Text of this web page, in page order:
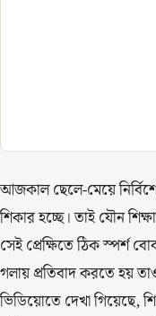
আজকাল ছেলে-মেয়ে
শিকার হচ্ছে। তাই যৌন
সেই প্রেক্ষিতে ঠিক স্পর্শ
গলায় প্রতিবাদ করতে হয়
ভিডিয়োতে দেখা গিয়েছে,